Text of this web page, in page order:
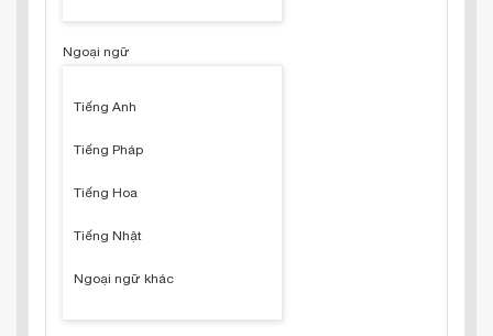
Ngoại ngữ
Tiếng Anh
Tiếng Pháp
Tiếng Hoa
Tiếng Nhật
Ngoại ngữ khác